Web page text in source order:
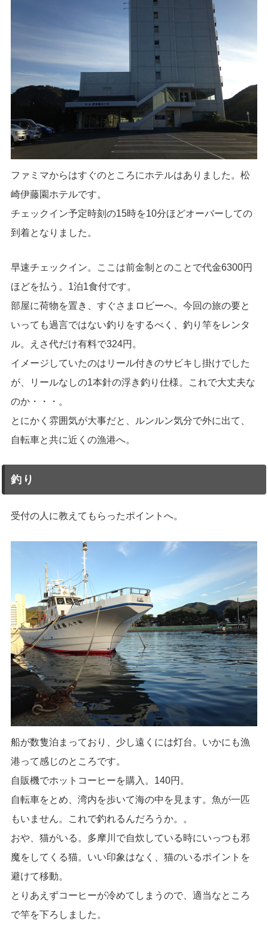
ファミマからはすぐのところにホテルはありました。松
崎伊藤園ホテルです。
チェックイン予定時刻の15時を10分ほどオーバーしての
到着となりました。
早速チェックイン。ここは前金制とのことで代金6300円
ほどを払う。1泊1食付です。
部屋に荷物を置き、すぐさまロビーへ。今回の旅の要と
いっても過言ではない釣りをするべく、釣り竿をレンタ
ル。えさ代だけ有料で324円。
イメージしていたのはリール付きのサビキし掛けでした
が、リールなしの1本針の浮き釣り仕様。これで大丈夫な
のか・・・。
とにかく雰囲気が大事だと、ルンルン気分で外に出て、
自転車と共に近くの漁港へ。
釣り
受付の人に教えてもらったポイントへ。
船が数隻泊まっており、少し遠くには灯台。いかにも漁
港って感じのところです。
自販機でホットコーヒーを購入。140円。
自転車をとめ、湾内を歩いて海の中を見ます。魚が一匹
もいません。これで釣れるんだろうか。。
おや、猫がいる。多摩川で自炊している時にいっつも邪
魔をしてくる猫。いい印象はなく、猫のいるポイントを
避けて移動。
とりあえずコーヒーが冷めてしまうので、適当なところ
で竿を下ろしました。